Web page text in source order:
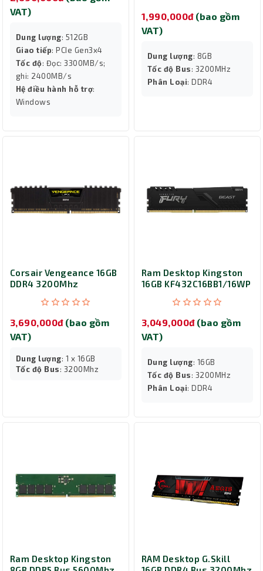
VAT)
Dung lượng: 512GB
Giao tiếp: PCIe Gen3x4
Tốc độ: Đọc: 3300MB/s;
ghi: 2400MB/s
Hệ điều hành hỗ trợ:
Windows
1,990,000đ (bao gồm
VAT)
Dung lượng: 8GB
Tốc độ Bus: 3200MHz
Phân Loại: DDR4
Corsair Vengeance 16GB
DDR4 3200Mhz
3,690,000đ (bao gồm
VAT)
Dung lượng: 1 x 16GB
Tốc độ Bus: 3200Mhz
Ram Desktop Kingston
16GB KF432C16BB1/16WP
3,049,000đ (bao gồm
VAT)
Dung lượng: 16GB
Tốc độ Bus: 3200MHz
Phân Loại: DDR4
Ram Desktop Kingston
RAM Desktop G.Skill